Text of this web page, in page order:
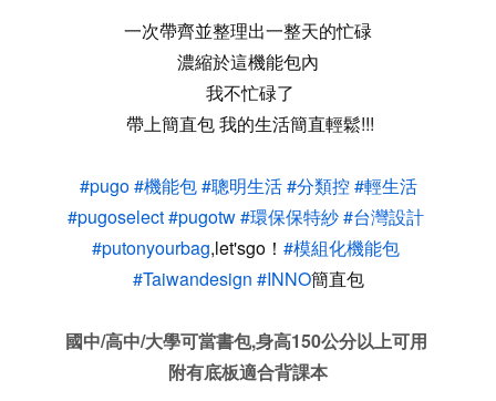
一次帶齊並整理出一整天的忙碌
濃縮於這機能包內
我不忙碌了
帶上簡直包 我的生活簡直輕鬆!!!
#pugo#機能包#聰明生活#分類控#輕生活
#pugoselect#pugotw#環保保特紗#台灣設計
#putonyourbag,let'sgo！ #模組化機能包
#Taiwandesign #INNO簡直包
國中/高中/大學可當書包,身高150公分以上可用
附有底板適合背課本